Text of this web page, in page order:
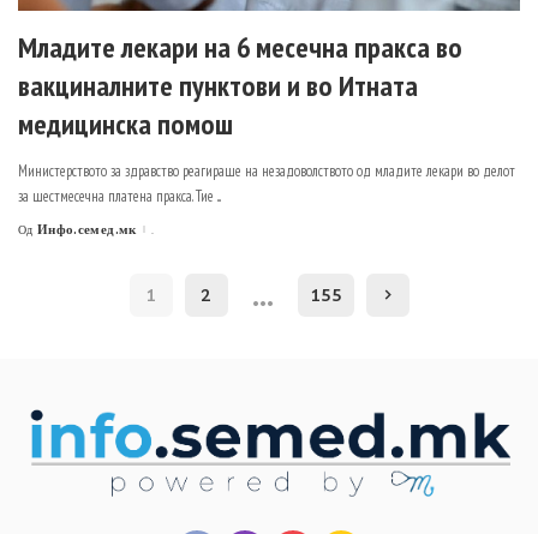
Младите лекари на 6 месечна пракса во
вакциналните пунктови и во Итната
медицинска помош
Министерството за здравство реагираше на незадоволството од младите лекари во делот
за шестмесечна платена пракса. Тие ...
Posted
Од Инфо.семед.мк
1 2 … 155